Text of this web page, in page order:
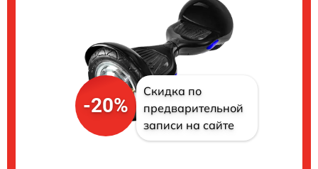
-20%
Скидка по
предварительной
записи на сайте